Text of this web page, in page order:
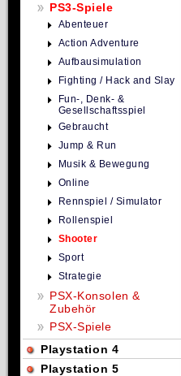
PS3-Spiele
Abenteuer
Action Adventure
Aufbausimulation
Fighting / Hack and Slay
Fun-, Denk- &
Gesellschaftsspiel
Gebraucht
Jump & Run
Musik & Bewegung
Online
Rennspiel / Simulator
Rollenspiel
Shooter
Sport
Strategie
PSX-Konsolen &
Zubehör
PSX-Spiele
Playstation 4
Playstation 5